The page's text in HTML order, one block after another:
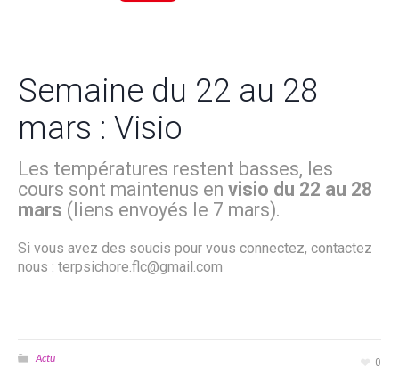
Semaine du 22 au 28
mars : Visio
Les températures restent basses, les
cours sont maintenus en visio du 22 au 28
mars (liens envoyés le 7 mars).
Si vous avez des soucis pour vous connectez, contactez
nous : terpsichore.flc@gmail.com
0
Actu